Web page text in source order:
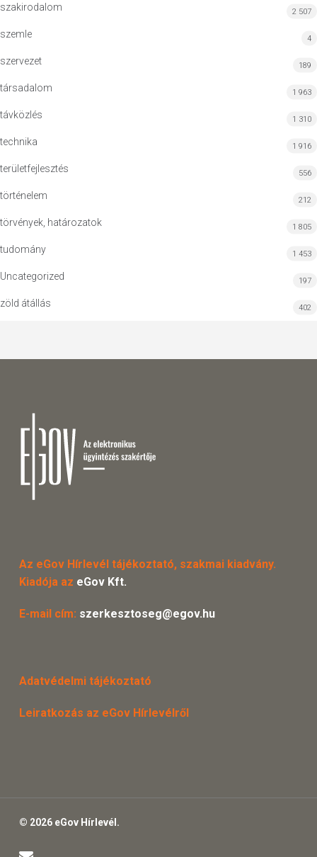
szakirodalom 2 507
szemle 4
szervezet 189
társadalom 1 963
távközlés 1 310
technika 1 916
területfejlesztés 556
történelem 212
törvények, határozatok 1 805
tudomány 1 453
Uncategorized 197
zöld átállás 402
Az eGov Hírlevél tájékoztató, szakmai kiadvány.
Kiadója az eGov Kft.
E-mail cím: szerkesztoseg@egov.hu
Adatvédelmi tájékoztató
Leiratkozás az eGov Hírlevélről
© 2026 eGov Hírlevél.